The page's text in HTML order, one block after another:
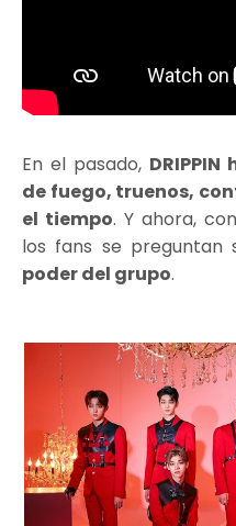
En el pasado,
de fuego, truenos,
el tiempo. Y ahora,
los fans se preguntan
poder del grupo.